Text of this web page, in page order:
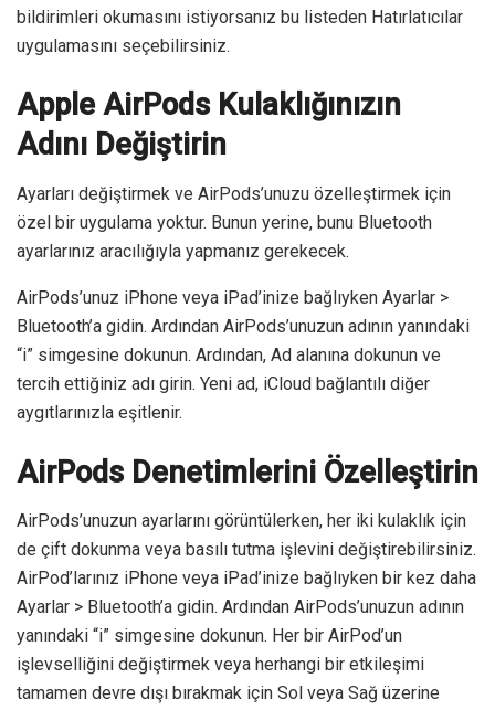
bildirimleri okumasını istiyorsanız bu listeden Hatırlatıcılar
uygulamasını seçebilirsiniz.
Apple AirPods Kulaklığınızın
Adını Değiştirin
Ayarları değiştirmek ve AirPods’unuzu özelleştirmek için
özel bir uygulama yoktur. Bunun yerine, bunu Bluetooth
ayarlarınız aracılığıyla yapmanız gerekecek.
AirPods’unuz iPhone veya iPad’inize bağlıyken Ayarlar >
Bluetooth’a gidin. Ardından AirPods’unuzun adının yanındaki
“i” simgesine dokunun. Ardından, Ad alanına dokunun ve
tercih ettiğiniz adı girin. Yeni ad, iCloud bağlantılı diğer
aygıtlarınızla eşitlenir.
AirPods Denetimlerini Özelleştirin
AirPods’unuzun ayarlarını görüntülerken, her iki kulaklık için
de çift dokunma veya basılı tutma işlevini değiştirebilirsiniz.
AirPod’larınız iPhone veya iPad’inize bağlıyken bir kez daha
Ayarlar > Bluetooth’a gidin. Ardından AirPods’unuzun adının
yanındaki “i” simgesine dokunun. Her bir AirPod’un
işlevselliğini değiştirmek veya herhangi bir etkileşimi
tamamen devre dışı bırakmak için Sol veya Sağ üzerine